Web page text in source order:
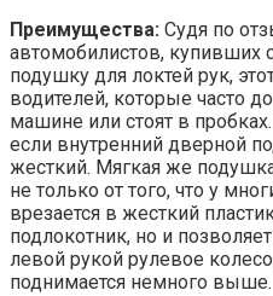
Преимущества: Судя по
автомобилистов, купивших
подушку для локтей рук,
водителей, которые часто
машине или стоят в
если внутренний дверной
жесткий. Мягкая же
не только от того, что у
врезается в жесткий
подлокотник, но и
левой рукой рулевое
поднимается немного выше.